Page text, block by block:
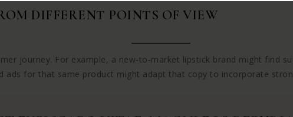
DIFFERENT POINTS OF VIEW
journey. For example, a new-to-market lipstick brand might find
ads for that same product might adapt that copy to incorporate